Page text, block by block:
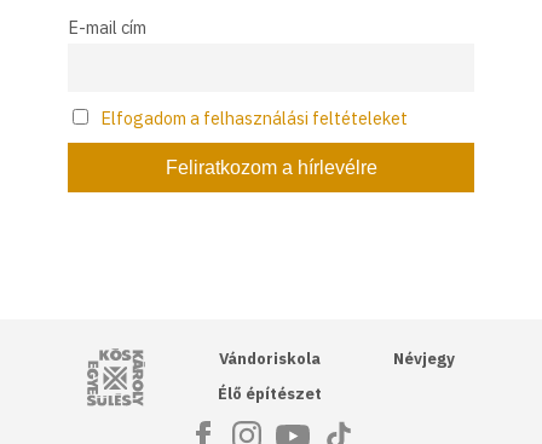
E-mail cím
Elfogadom a felhasználási feltételeket
Kós Károly Egyesülés
Vándoriskola
Élő építészet
Névjegy